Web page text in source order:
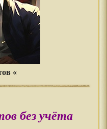
«
без учёта